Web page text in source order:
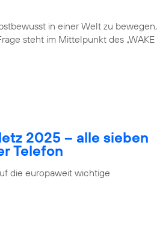
in einer Welt zu bewegen,
steht im Mittelpunkt des „WAKE
2025 – alle sieben
Telefon
die europaweit wichtige